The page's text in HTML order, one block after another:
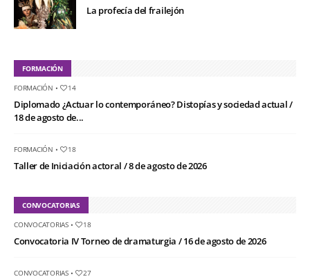
La profecía del frailejón
FORMACIÓN
FORMACIÓN • 14
Diplomado ¿Actuar lo contemporáneo? Distopías y sociedad actual /
18 de agosto de...
FORMACIÓN • 18
Taller de Iniciación actoral / 8 de agosto de 2026
CONVOCATORIAS
CONVOCATORIAS• 18
Convocatoria IV Torneo de dramaturgia / 16 de agosto de 2026
CONVOCATORIAS• 27